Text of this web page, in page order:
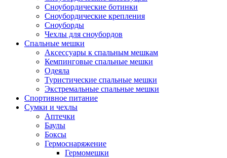
Сноубордические ботинки
Сноубордические крепления
Сноуборды
Чехлы для сноубордов
Спальные мешки
Аксессуары к спальным мешкам
Кемпинговые спальные мешки
Одеяла
Туристические спальные мешки
Экстремальные спальные мешки
Спортивное питание
Сумки и чехлы
Аптечки
Баулы
Боксы
Гермоснаряжение
Гермомешки